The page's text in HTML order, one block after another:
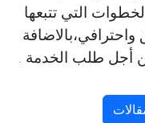
التي تتبعها
أجل طلب الخدمة .